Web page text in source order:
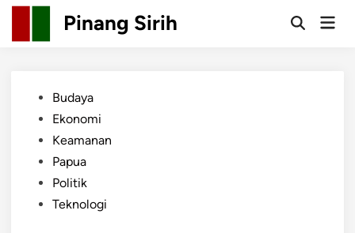
Skip
content
Pinang Sirih
OpenMain
PostedBudaya
Ekonomi
Keamanan
Papua
Politik
Teknologi